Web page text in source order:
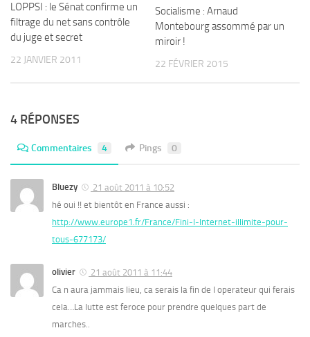
LOPPSI : le Sénat confirme un
filtrage du net sans contrôle
du juge et secret
22 JANVIER 2011
Socialisme : Arnaud
Montebourg assommé par un
miroir !
22 FÉVRIER 2015
4 RÉPONSES
Commentaires 4 Pings 0
Bluezy
21 août 2011 à 10:52
hé oui !! et bientôt en France aussi :
http://www.europe1.fr/France/Fini-l-Internet-illimite-pour-
tous-677173/
olivier
21 août 2011 à 11:44
Ca n aura jammais lieu, ca serais la fin de l operateur qui ferais
cela…La lutte est feroce pour prendre quelques part de
marches..